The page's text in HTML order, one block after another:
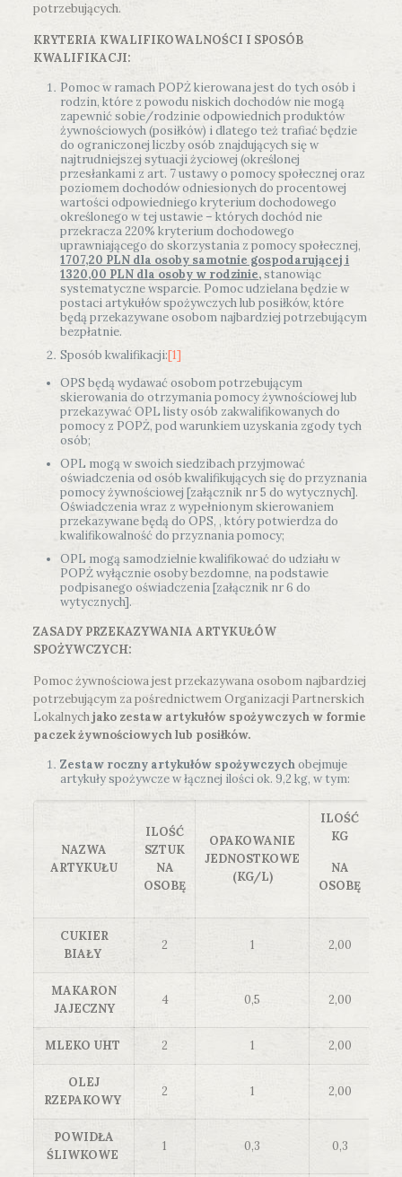
potrzebujących.
KRYTERIA KWALIFIKOWALNOŚCI I SPOSÓB
KWALIFIKACJI:
Pomoc w ramach POPŻ kierowana jest do tych osób i
rodzin, które z powodu niskich dochodów nie mogą
zapewnić sobie/rodzinie odpowiednich produktów
żywnościowych (posiłków) i dlatego też trafiać będzie
do ograniczonej liczby osób znajdujących się w
najtrudniejszej sytuacji życiowej (określonej
przesłankami z art. 7 ustawy o pomocy społecznej oraz
poziomem dochodów odniesionych do procentowej
wartości odpowiedniego kryterium dochodowego
określonego w tej ustawie – których dochód nie
przekracza 220% kryterium dochodowego
uprawniającego do skorzystania z pomocy społecznej,
1707,20 PLN dla osoby samotnie gospodarującej i
1320,00 PLN dla osoby w rodzinie,stanowiąc
systematyczne wsparcie. Pomoc udzielana będzie w
postaci artykułów spożywczych lub posiłków, które
będą przekazywane osobom najbardziej potrzebującym
bezpłatnie.
Sposób kwalifikacji:[1]
OPS będą wydawać osobom potrzebującym
skierowania do otrzymania pomocy żywnościowej lub
przekazywać OPL listy osób zakwalifikowanych do
pomocy z POPŻ, pod warunkiem uzyskania zgody tych
osób;
OPL mogą w swoich siedzibach przyjmować
oświadczenia od osób kwalifikujących się do przyznania
pomocy żywnościowej [załącznik nr 5 do wytycznych].
Oświadczenia wraz z wypełnionym skierowaniem
przekazywane będą do OPS, , który potwierdza do
kwalifikowalność do przyznania pomocy;
OPL mogą samodzielnie kwalifikować do udziału w
POPŻ wyłącznie osoby bezdomne, na podstawie
podpisanego oświadczenia [załącznik nr 6 do
wytycznych].
ZASADY PRZEKAZYWANIA ARTYKUŁÓW
SPOŻYWCZYCH:
Pomoc żywnościowa jest przekazywana osobom najbardziej
potrzebującym za pośrednictwem Organizacji Partnerskich
Lokalnychjako zestaw artykułów spożywczych w formie
paczek żywnościowych lub posiłków.
Zestaw roczny artykułów spożywczychobejmuje
artykuły spożywcze w łącznej ilości ok. 9,2 kg, w tym:
NAZWA
ARTYKUŁU
ILOŚĆ
SZTUK
NA
OSOBĘ
OPAKOWANIE
JEDNOSTKOWE
(KG/L)
ILOŚĆ
KG
NA
OSOBĘ
CUKIER
BIAŁY
2 1 2,00
MAKARON
JAJECZNY
4 0,5 2,00
MLEKO UHT 2 1 2,00
OLEJ
RZEPAKOWY
2 1 2,00
POWIDŁA
ŚLIWKOWE
1 0,3 0,3